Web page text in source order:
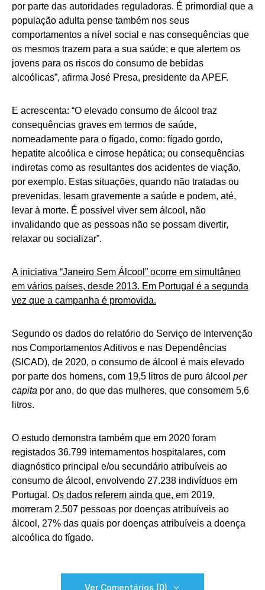
por parte das autoridades reguladoras. É primordial que a
população adulta pense também nos seus
comportamentos a nível social e nas consequências que
os mesmos trazem para a sua saúde; e que alertem os
jovens para os riscos do consumo de bebidas
alcoólicas”, afirma José Presa, presidente da APEF.
E acrescenta: “O elevado consumo de álcool traz
consequências graves em termos de saúde,
nomeadamente para o fígado, como: fígado gordo,
hepatite alcoólica e cirrose hepática; ou consequências
indiretas como as resultantes dos acidentes de viação,
por exemplo. Estas situações, quando não tratadas ou
prevenidas, lesam gravemente a saúde e podem, até,
levar à morte. É possível viver sem álcool, não
invalidando que as pessoas não se possam divertir,
relaxar ou socializar”.
A iniciativa “Janeiro Sem Álcool” ocorre em simultâneo
em vários países, desde 2013. Em Portugal é a segunda
vez que a campanha é promovida.
Segundo os dados do relatório do Serviço de Intervenção
nos Comportamentos Aditivos e nas Dependências
(SICAD), de 2020, o consumo de álcool é mais elevado
por parte dos homens, com 19,5 litros de puro álcool per
capita por ano, do que das mulheres, que consomem 5,6
litros.
O estudo demonstra também que em 2020 foram
registados 36.799 internamentos hospitalares, com
diagnóstico principal e/ou secundário atribuíveis ao
consumo de álcool, envolvendo 27.238 indivíduos em
Portugal. Os dados referem ainda que, em 2019,
morreram 2.507 pessoas por doenças atribuíveis ao
álcool, 27% das quais por doenças atribuíveis a doença
alcoólica do fígado.
Ver Comentários (0)